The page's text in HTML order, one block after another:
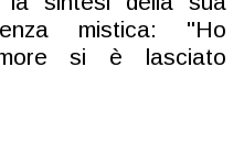
mistica: "Ho
si è lasciato